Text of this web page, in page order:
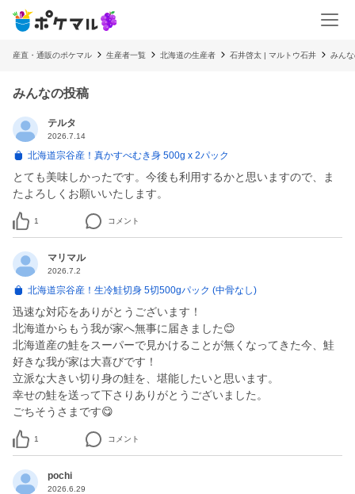
産直・通販のポケマル 生産者一覧 北海道の生産者 石井啓太 | マルトウ石井 みん
みんなの投稿
テルタ
2026.7.14
北海道宗谷産！真かすべむき身 500g x 2パック
とても美味しかったです。今後も利用するかと思いますので、ま
たよろしくお願いいたします。
1 コメント
マリマル
2026.7.2
北海道宗谷産！生冷鮭切身 5切500gパック (中骨なし)
迅速な対応をありがとうございます！
北海道からもう我が家へ無事に届きました😊
北海道産の鮭をスーパーで見かけることが無くなってきた今、鮭
好きな我が家は大喜びです！
立派な大きい切り身の鮭を、堪能したいと思います。
幸せの鮭を送って下さりありがとうございました。
ごちそうさまです😋
1 コメント
pochi
2026.6.29